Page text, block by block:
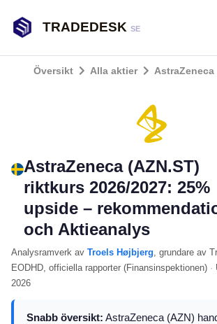
TRADEDESK SE
Översikt Alla aktier AstraZeneca
AstraZeneca (AZN.ST)
riktkurs 2026/2027: 25%
upside –
och Aktieanalys
Analysramverk av Troels Højbjerg, grundare av
EODHD, officiella rapporter (Finansinspektionen) ·
2026
Snabb översikt: AstraZeneca (AZN)